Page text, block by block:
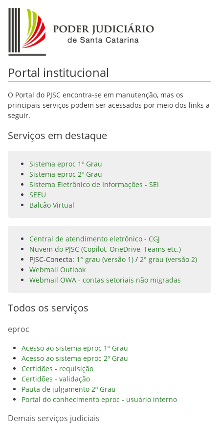
Portal institucional
O Portal do PJSC encontra-se em manutenção, mas os
principais serviços podem ser acessados por meio dos links a
seguir.
Serviços em destaque
Sistema eproc 1º Grau
Sistema eproc 2º Grau
Sistema Eletrônico de Informações - SEI
SEEU
Balcão Virtual
Central de atendimento eletrônico - CGJ
Nuvem do PJSC (Copilot, OneDrive, Teams etc.)
PJSC-Conecta: 1° grau (versão 1) / 2° grau (versão 2)
Webmail Outlook
Webmail OWA - contas setoriais não migradas
Todos os serviços
eproc
Acesso ao sistema eproc 1º Grau
Acesso ao sistema eproc 2º Grau
Certidões - requisição
Certidões - validação
Pauta de julgamento 2º Grau
Portal do conhecimento eproc - usuário interno
Demais serviços judiciais